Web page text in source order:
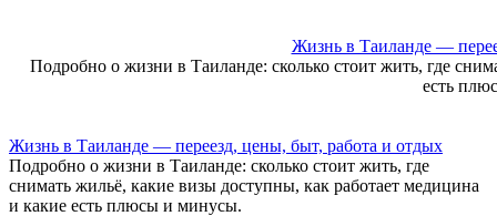
content
Жизнь в Таиланде —
Подробно о жизни в Таиланде: сколько стоит жить, где
есть
Жизнь в Таиланде — переезд, цены, быт, работа и отдых
Подробно о жизни в Таиланде: сколько стоит жить, где
снимать жильё, какие визы доступны, как работает медицина
и какие есть плюсы и минусы.